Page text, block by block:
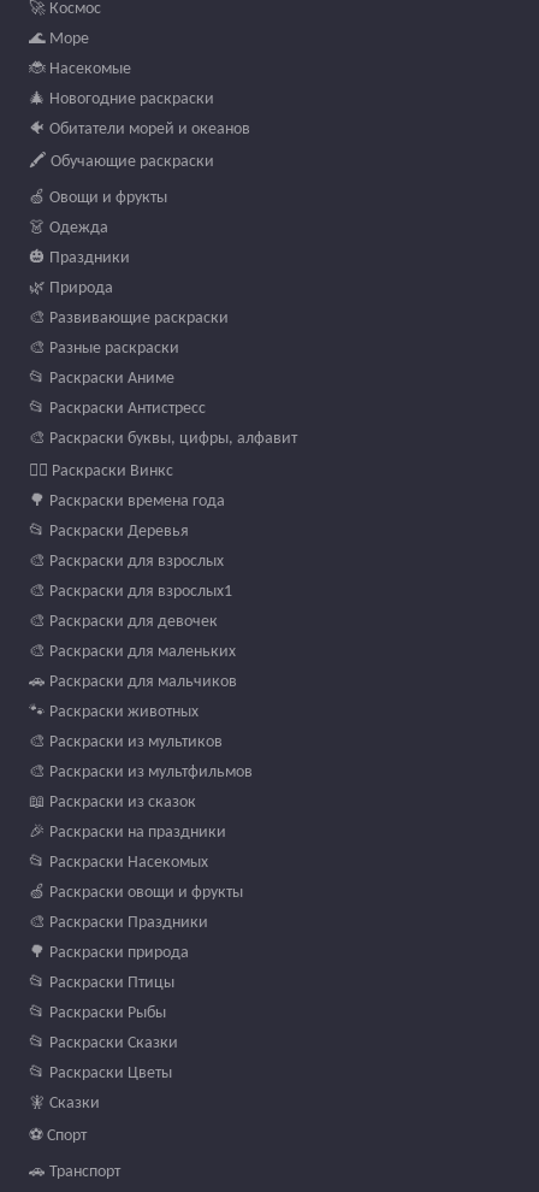
🚀 Космос
🌊 Море
🐞 Насекомые
🎄 Новогодние раскраски
🐠 Обитатели морей и океанов
🖍️ Обучающие раскраски
🍏 Овощи и фрукты
👗 Одежда
🎃 Праздники
🌿 Природа
🎨 Развивающие раскраски
🎨 Разные раскраски
📂 Раскраски Аниме
📂 Раскраски Антистресс
🎨 Раскраски буквы, цифры, алфавит
🧚‍♀️ Раскраски Винкс
🌳 Раскраски времена года
📂 Раскраски Деревья
🎨 Раскраски для взрослых
🎨 Раскраски для взрослых1
🎨 Раскраски для девочек
🎨 Раскраски для маленьких
🚗 Раскраски для мальчиков
🐾 Раскраски животных
🎨 Раскраски из мультиков
🎨 Раскраски из мультфильмов
📖 Раскраски из сказок
🎉 Раскраски на праздники
📂 Раскраски Насекомых
🍏 Раскраски овощи и фрукты
🎨 Раскраски Праздники
🌳 Раскраски природа
📂 Раскраски Птицы
📂 Раскраски Рыбы
📂 Раскраски Сказки
📂 Раскраски Цветы
🧚 Сказки
⚽ Спорт
🚗 Транспорт